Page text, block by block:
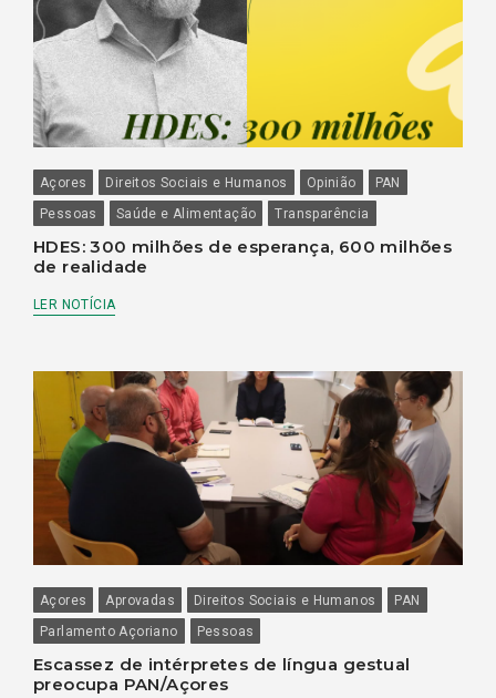
Açores Direitos Sociais e Humanos Opinião
PAN
Pessoas
Saúde e Alimentação Transparência
HDES: 300 milhões de esperança, 600 milhões
de realidade
LER NOTÍCIA
Açores Aprovadas Direitos Sociais e Humanos
PAN
Parlamento Açoriano
Pessoas
Escassez de intérpretes de língua gestual
preocupa PAN/Açores